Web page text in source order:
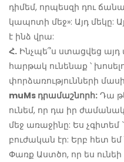
դիմեմ, որպեսզի դու
կապոտի մեջ»: Այդ մեկը:
է ինձ վրա:
Հ. Ինչպե՞ս ստացվեց այդ
հարթակ ունենաք ՝
փորձառությունների
muMs դրամաշնորհ: Դա
ունեմ, որ դա իր
մեջ առաջինը: Ես չգիտեմ
բուժական էր: Երբ հետ եմ
Փառք Աստծո, որ ես ունեի